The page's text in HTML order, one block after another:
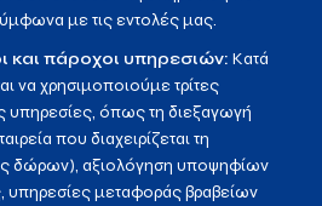
με τις εντολές μας.
και πάροχοι υπηρεσιών: Κατά
να χρησιμοποιούμε τρίτες
υπηρεσίες, όπως τη διεξαγωγή
που διαχειρίζεται τη
δώρων), αξιολόγηση υποψηφίων
υπηρεσίες μεταφοράς βραβείων